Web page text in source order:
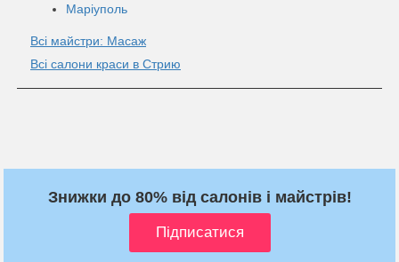
Маріуполь
Всі майстри: Масаж
Всі салони краси в Стрию
Знижки до 80% від салонів і майстрів!